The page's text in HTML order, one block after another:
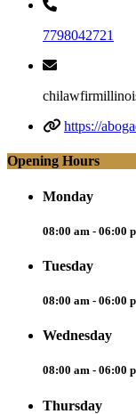
7798042721
https://
Opening Hours
Monday
08:00 am - 06:00
Tuesday
08:00 am - 06:00
Wednesday
08:00 am - 06:00
Thursday